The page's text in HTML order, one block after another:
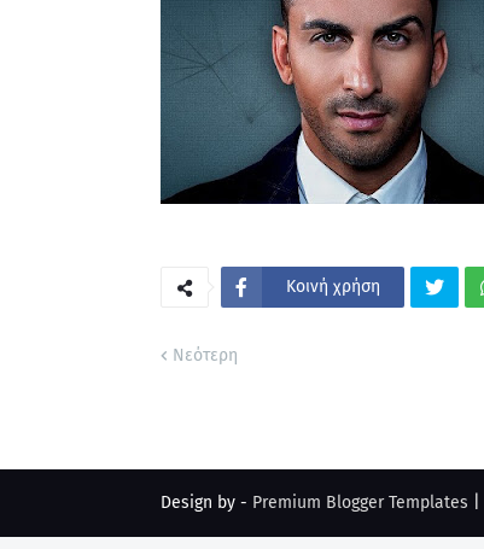
Κοινή χρήση
Νεότερη
Design by - Premium Blogger Templates